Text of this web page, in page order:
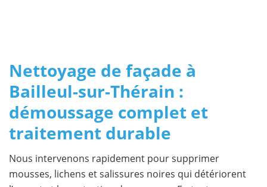
Nettoyage de façade à
Bailleul-sur-Thérain :
démoussage complet et
traitement durable
Nous intervenons rapidement pour supprimer
mousses, lichens et salissures noires qui détériorent